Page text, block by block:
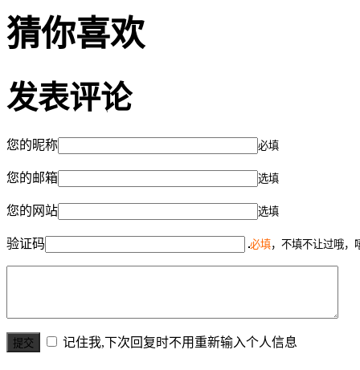
猜你喜欢
发表评论
您的昵称 必填
您的邮箱 选填
您的网站 选填
验证码 必填，不填不让过哦，
记住我,下次回复时不用重新输入个人信息